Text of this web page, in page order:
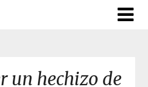
un hechizo de